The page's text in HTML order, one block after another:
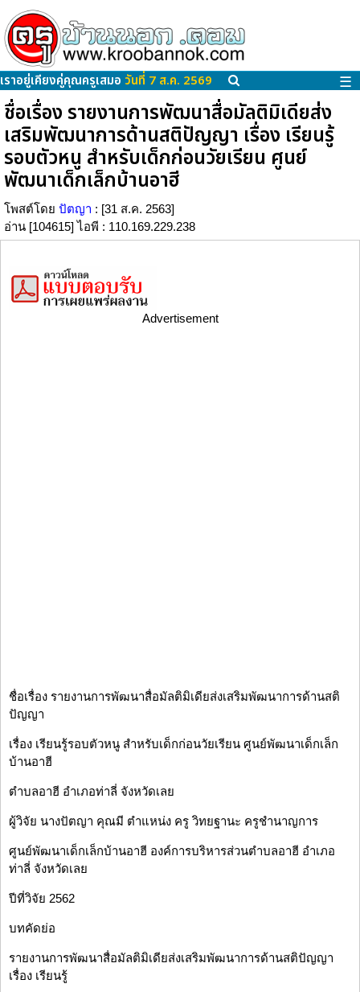
เราอยู่เคียงคู่คุณครูเสมอ วันที่ 7 ส.ค. 2569 ☰
ชื่อเรื่อง รายงานการพัฒนาสื่อมัลติมิเดียส่ง
เสริมพัฒนาการด้านสติปัญญา เรื่อง เรียนรู้
รอบตัวหนู สำหรับเด็กก่อนวัยเรียน ศูนย์
พัฒนาเด็กเล็กบ้านอาฮี
โพสต์โดย ปัตญา : [31 ส.ค. 2563]
อ่าน [104615] ไอพี : 110.169.229.238
Advertisement
ชื่อเรื่อง รายงานการพัฒนาสื่อมัลติมิเดียส่งเสริมพัฒนาการด้านสติ
ปัญญา
เรื่อง เรียนรู้รอบตัวหนู สำหรับเด็กก่อนวัยเรียน ศูนย์พัฒนาเด็กเล็ก
บ้านอาฮี
ตำบลอาฮี อำเภอท่าลี่ จังหวัดเลย
ผู้วิจัย นางปัตญา คุณมี ตำแหน่ง ครู วิทยฐานะ ครูชำนาญการ
ศูนย์พัฒนาเด็กเล็กบ้านอาฮี องค์การบริหารส่วนตำบลอาฮี อำเภอ
ท่าลี่ จังหวัดเลย
ปีที่วิจัย 2562
บทคัดย่อ
รายงานการพัฒนาสื่อมัลติมิเดียส่งเสริมพัฒนาการด้านสติปัญญา
เรื่อง เรียนรู้